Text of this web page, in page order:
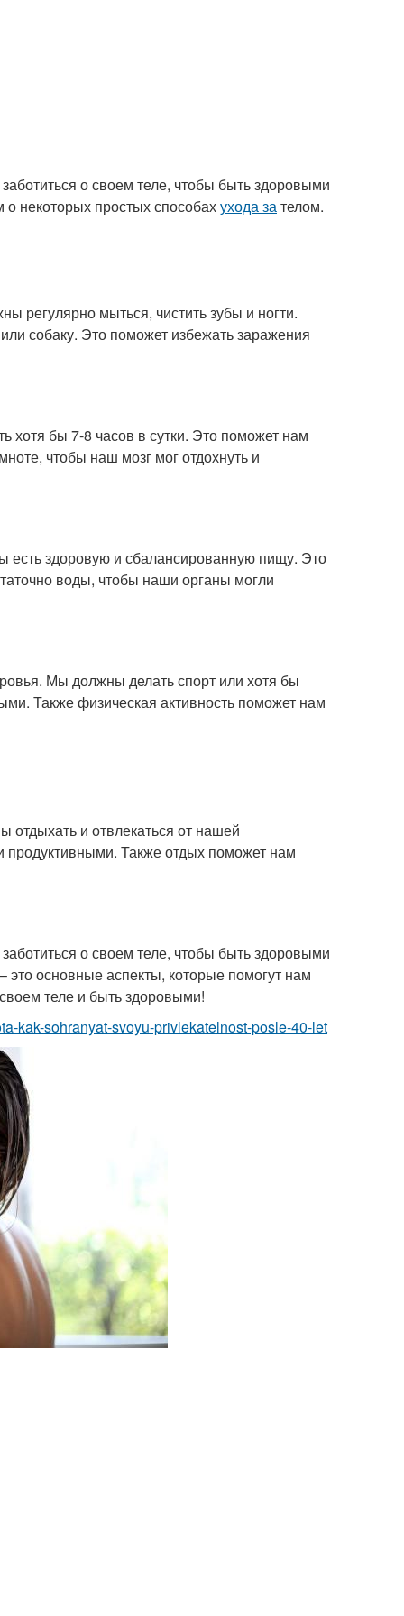
о своем теле, чтобы быть здоровыми
некоторых простых способахухода зателом.
регулярно мыться, чистить зубы и ногти.
собаку. Это поможет избежать заражения
бы 7-8 часов в сутки. Это поможет нам
чтобы наш мозг мог отдохнуть и
здоровую и сбалансированную пищу. Это
воды, чтобы наши органы могли
Мы должны делать спорт или хотя бы
Также физическая активность поможет нам
и отвлекаться от нашей
Также отдых поможет нам
о своем теле, чтобы быть здоровыми
это основные аспекты, которые помогут нам
теле и быть здоровыми!
kak-sohranyat-svoyu-privlekatelnost-posle-40-let